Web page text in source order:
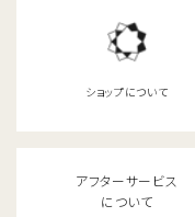
ショップについて
アフターサービス
について